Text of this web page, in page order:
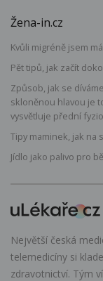
Žena-in.cz
Kvůli migréně jsem
Pět tipů, jak začít
Způsob, jak se
skloněnou hlavou je
vysvětluje přední
Tipy maminek, jak na
Jídlo jako palivo pro
Největší česká
telemedicíny si
zdravotnictví. Tým